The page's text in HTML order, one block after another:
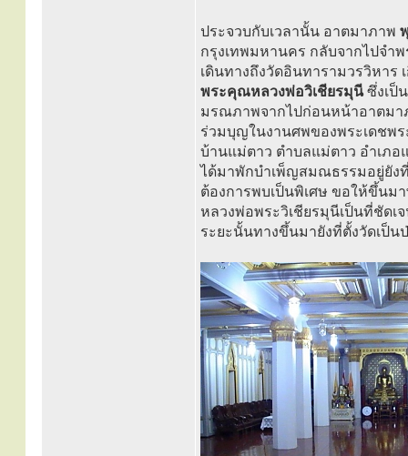
ประจวบกับเวลานั้น อาตมาภาพ
กรุงเทพมหานคร กลับจากไปจำ
เดินทางถึงวัดอินทารามวรวิหาร
พระคุณหลวงพ่อวิเชียรมุนีซึ่งเป็
มรณภาพจากไปก่อนหน้าอาตมา
ร่วมบุญในงานศพของพระเดชพ
บ้านแม่ตาว ตำบลแม่ตาว อำเภ
ได้มาพักบำเพ็ญสมณธรรมอยู่ยัง
ต้องการพบเป็นพิเศษ ขอให้ขึ้นม
หลวงพ่อพระวิเชียรมุนีเป็นที่ชัดเ
ระยะนั้นทางขึ้นมายังที่ตั้งวัดเป็